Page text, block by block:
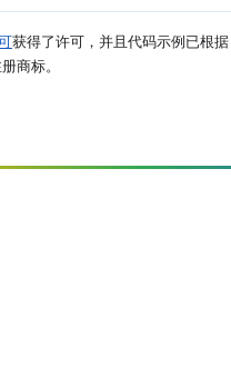
获得了许可，并且代码示例已根据
商标。